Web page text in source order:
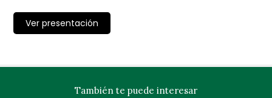
Ver presentación
También te puede interesar